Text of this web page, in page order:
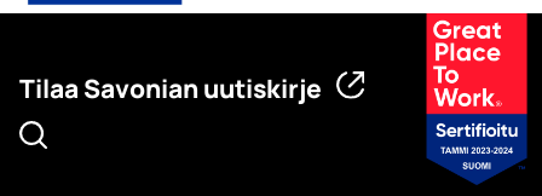
Tilaa Savonian uutiskirje